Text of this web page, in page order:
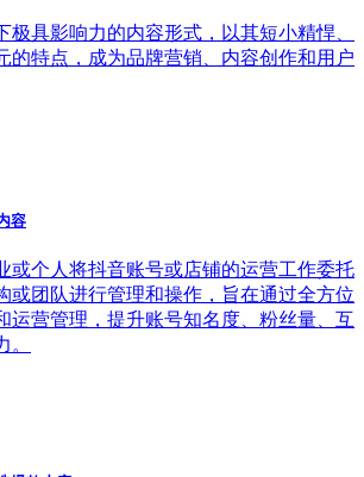
极具影响力的内容形式，以其短小精悍、
的特点，成为品牌营销、内容创作和用户
容
或个人将抖音账号或店铺的运营工作委托
或团队进行管理和操作，旨在通过全方位
运营管理，提升账号知名度、粉丝量、互